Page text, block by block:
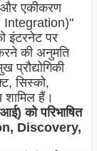
और एकीकरण
Integration)"
इंटरनेट पर
की अनुमति
सिस्को,
हैं।
को परिभाषित
Discovery,